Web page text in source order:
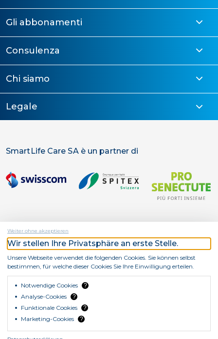
Gli abbonamenti
Consulenza
Chi siamo
Legale
SmartLife Care SA è un partner di
SmartLife Care SA è un’azienda di
© Copyright SmartLife Care SA 2026
Weiter ohne akzeptieren
Wir stellen Ihre Privatsphäre an erste Stelle.
Unsere Webseite verwendet die folgenden Cookies. Sie können selbst
bestimmen, für welche dieser Cookies Sie Ihre Einwilligung erteilen.
Notwendige Cookies ?
Analyse-Cookies ?
Funktionale Cookies ?
Marketing-Cookies ?